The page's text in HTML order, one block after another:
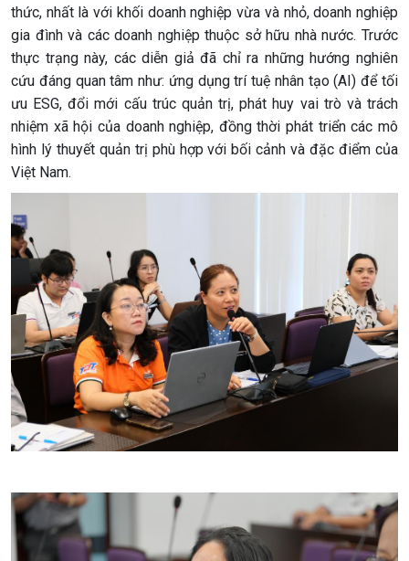
thức, nhất là với khối doanh nghiệp vừa và nhỏ, doanh nghiệp
gia đình và các doanh nghiệp thuộc sở hữu nhà nước. Trước
thực trạng này, các diễn giả đã chỉ ra những hướng nghiên
cứu đáng quan tâm như: ứng dụng trí tuệ nhân tạo (AI) để tối
ưu ESG, đổi mới cấu trúc quản trị, phát huy vai trò và trách
nhiệm xã hội của doanh nghiệp, đồng thời phát triển các mô
hình lý thuyết quản trị phù hợp với bối cảnh và đặc điểm của
Việt Nam.